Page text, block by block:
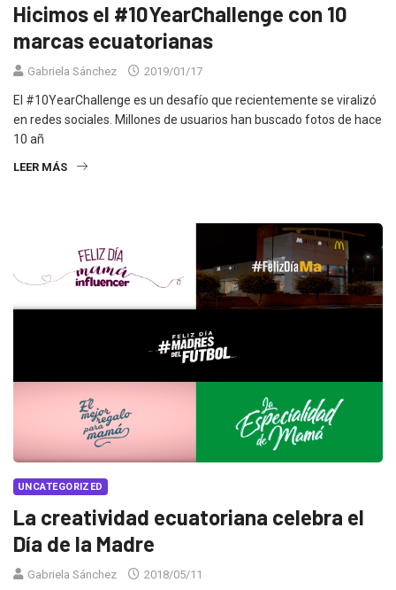
Hicimos el #10YearChallenge con 10
marcas ecuatorianas
Gabriela Sánchez 2019/01/17
El #10YearChallenge es un desafío que recientemente se viralizó
en redes sociales. Millones de usuarios han buscado fotos de hace
10 añ
LEER MÁS
UNCATEGORIZED
La creatividad ecuatoriana celebra el
Día de la Madre
Gabriela Sánchez 2018/05/11